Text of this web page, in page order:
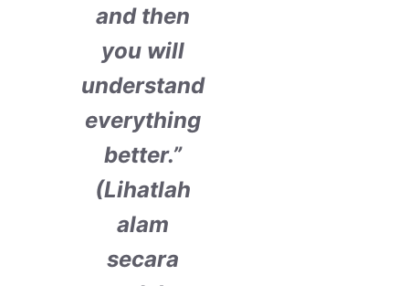
and then
you will
understand
everything
better.”
(Lihatlah
alam
secara